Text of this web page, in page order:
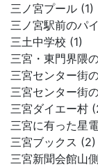
三ノ宮プール (1)
三ノ宮駅前のパ
三土中学校 (1)
三宮・東門界隈
三宮センター街
三宮センター街
三宮ダイエー村
三宮に有った星
三宮ブックス (2)
三宮新聞会館山